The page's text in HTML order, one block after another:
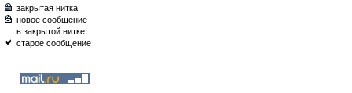
закрытая нитка
новое сообщение
в закрытой нитке
старое сообщение